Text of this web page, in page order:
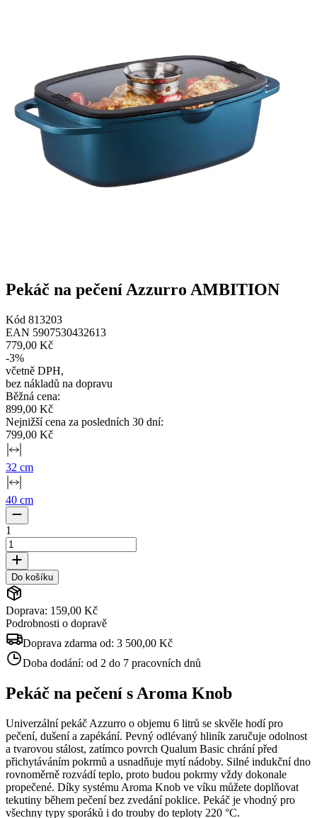
Pekáč na pečení Azzurro AMBITION
Kód 813203
EAN 5907530432613
779,00 Kč
-3%
včetně DPH,
bez nákladů na dopravu
Běžná cena:
899,00 Kč
Nejnižší cena za posledních 30 dní:
799,00 Kč
32 cm
40 cm
1
Do košíku
Doprava: 159,00 Kč
Podrobnosti o dopravě
Doprava zdarma od: 3 500,00 Kč
Doba dodání: od 2 do 7 pracovních dnů
Pekáč na pečení s Aroma Knob
Univerzální pekáč Azzurro o objemu 6 litrů se skvěle hodí pro
pečení, dušení a zapékání. Pevný odlévaný hliník zaručuje odolnost
a tvarovou stálost, zatímco povrch Qualum Basic chrání před
přichytáváním pokrmů a usnadňuje mytí nádoby. Silné indukční dno
rovnoměrně rozvádí teplo, proto budou pokrmy vždy dokonale
propečené. Díky systému Aroma Knob ve víku můžete doplňovat
tekutiny během pečení bez zvedání poklice. Pekáč je vhodný pro
všechny typy sporáků i do trouby do teploty 220 °C.